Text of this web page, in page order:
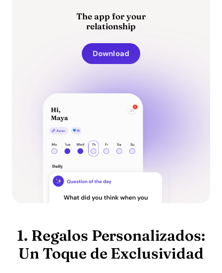
The app for your
relationship
Download
1. Regalos Personalizados:
Un Toque de Exclusividad